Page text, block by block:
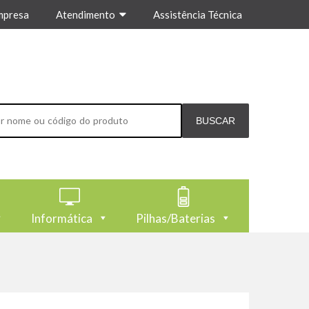
Atendimento Assistência Técnica
Informática Pilhas/Baterias